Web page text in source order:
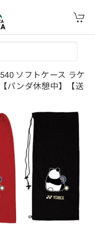
ソフトケース ラケ
パンダ休憩中】【送